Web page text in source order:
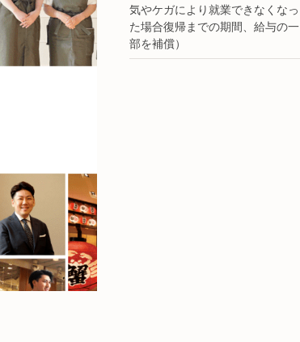
気やケガにより就業できなくなっ
た場合復帰までの期間、給与の一
部を補償）